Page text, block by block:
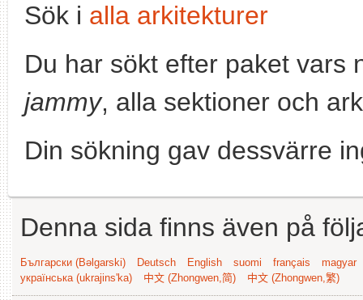
Sök i alla arkitekturer
Du har sökt efter paket vars
jammy, alla sektioner och
Din sökning gav dessvärre
Denna sida finns även på
Български (Bəlgarski) Deutsch English suomi français
magyar
українська (ukrajins'ka)
中文 (Zhongwen,简) 中文 (Zhongwen,繁)